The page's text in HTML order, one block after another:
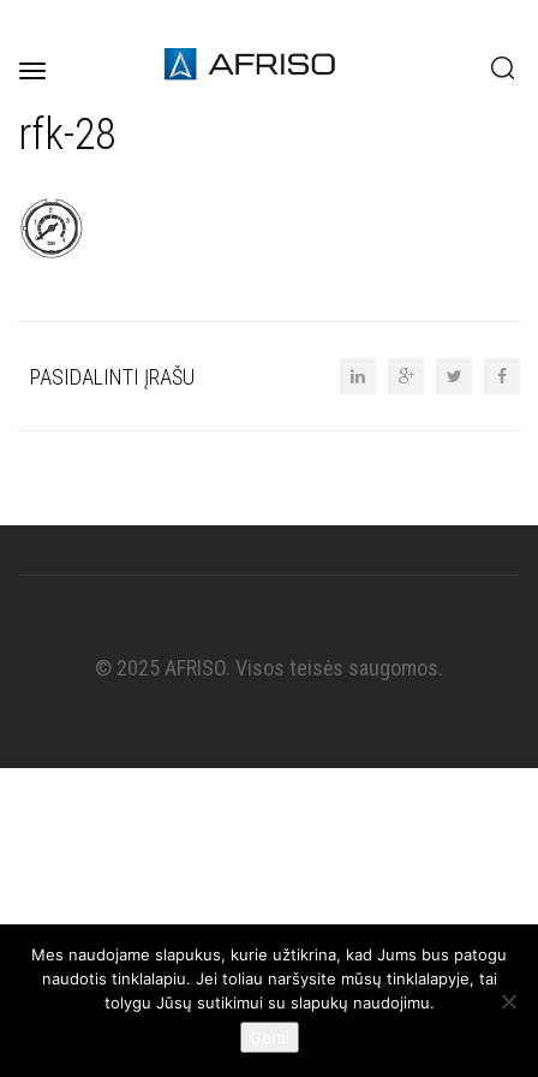
Toggle
rfk-28
PASIDALINTI ĮRAŠU
© 2025 AFRISO. Visos teisės saugomos.
Mes naudojame slapukus, kurie užtikrina, kad Jums bus patogu
naudotis tinklalapiu. Jei toliau naršysite mūsų tinklalapyje, tai
tolygu Jūsų sutikimui su slapukų naudojimu.